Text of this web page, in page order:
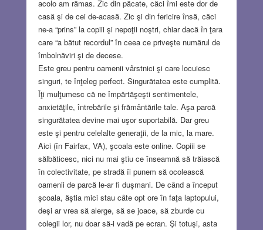
acolo am rămas. Zic din păcate, căci îmi este dor de
casă şi de cei de-acasă. Zic şi din fericire însă, căci
ne-a “prins” la copiii şi nepoţii noştri, chiar dacă în ţara
care “a bătut recordul” în ceea ce priveşte numărul de
îmbolnăviri şi de decese.
Este greu pentru oamenii vârstnici şi care locuiesc
singuri, te înţeleg perfect. Singurătatea este cumplită.
Îţi mulţumesc că ne împărtăşeşti sentimentele,
anxietăţile, întrebările şi frământările tale. Aşa parcă
singurătatea devine mai uşor suportabilă. Dar greu
este şi pentru celelalte generaţii, de la mic, la mare.
Aici (în Fairfax, VA), şcoala este online. Copiii se
sălbăticesc, nici nu mai ştiu ce înseamnă să trăiască
în colectivitate, pe stradă îi punem să ocolească
oamenii de parcă le-ar fi duşmani. De când a început
şcoala, ăştia mici stau câte opt ore în faţa laptopului,
deşi ar vrea să alerge, să se joace, să zburde cu
colegii lor, nu doar să-i vadă pe ecran. Şi totuşi, asta